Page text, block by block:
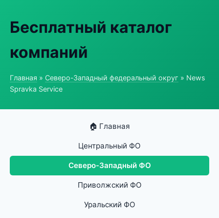
Бесплатный каталог
компаний
Главная » Северо-Западный федеральный округ » News
Spravka Service
🏠 Главная
Центральный ФО
Северо-Западный ФО
Приволжский ФО
Уральский ФО